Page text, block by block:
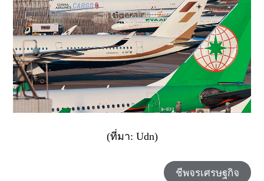
(ที่มา: Udn)
ชีพจรเศรษฐกิจ